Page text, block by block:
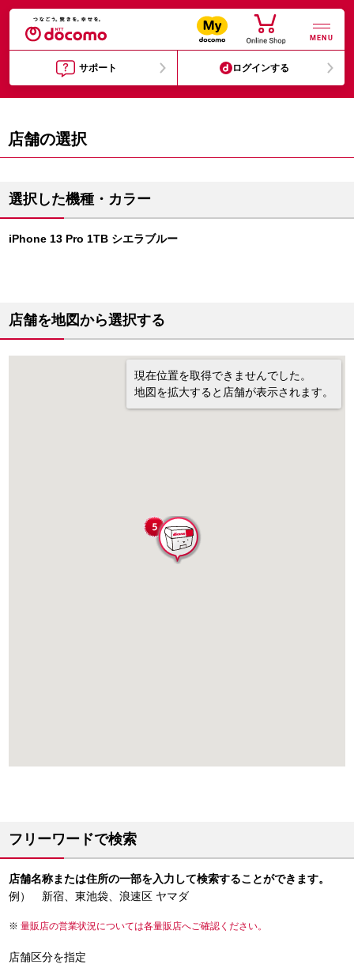
MENU
サポート ログインする
店舗の選択
選択した機種・カラー
iPhone 13 Pro 1TB シエラブルー
店舗を地図から選択する
現在位置を取得できませんでした。
地図を拡大すると店舗が表示されます。
フリーワードで検索
店舗名称または住所の一部を入力して検索することができます。
例） 新宿、東池袋、浪速区 ヤマダ
量販店の営業状況については各量販店へご確認ください。
店舗区分を指定